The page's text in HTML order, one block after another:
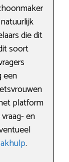
die dit
soort
een
platform
en
.